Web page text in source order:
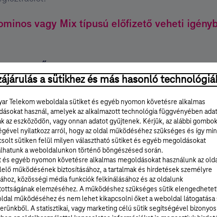
vagy Mix típusú előfizető veheti
egyszerű:
Telekom mobil számottárcsázol, a következő
nincs fedezete, kérjük, töltse fel
a # gombot."
automatikusan SMS-t küld a hívott félnek, az
értesítő nem kérhető és a kézbesítési idő 1
elérhető, az SMS nem kerül kiküldésre.
belföldi,nem Telekom mobil számottárcsázol, a
nincs fedezete, kérjük, töltse fel
jelenjen meg a hívott félnél az Ön számáról."
a sütikhez és más hasonló
Telekom weboldala sütiket és egyéb nyomon követésre alkalmas
használ, amelyek az alkalmazott technológia függvényében
az eszközödön, vagy onnan adatot gyűjtenek. Kérjük, az alábbi
nyilatkozz arról, hogy az oldal működéséhez szükséges és így
sütiken felül milyen választható sütiket és egyéb megoldásokat
a weboldalunkon történő böngészésed során.
és egyéb nyomon követésre alkalmas megoldásokat használunk az
működésének biztosításához, a tartalmak és hirdetések személyre
közösségi média funkciók felkínálásához és az oldalunk
elemzéséhez. A működéshez szükséges sütik
működéséhez és nem lehet kikapcsolni őket a weboldal látogatása
A statisztikai, vagy marketing célú sütik segítségével bizonyos